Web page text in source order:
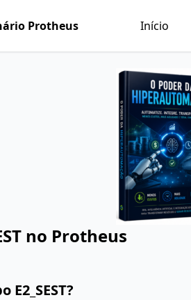
Protheus Início
no Protheus
E2_SEST?